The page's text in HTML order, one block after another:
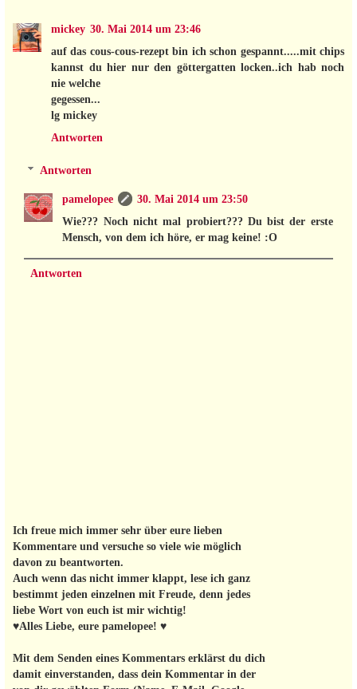
mickey 30. Mai 2014 um 23:46
auf das cous-cous-rezept bin ich schon gespannt.....mit chips
kannst du hier nur den göttergatten locken..ich hab noch
nie welche
gegessen...
lg mickey
Antworten
Antworten
pamelopee
30. Mai 2014 um 23:50
Wie??? Noch nicht mal probiert??? Du bist der erste
Mensch, von dem ich höre, er mag keine! :O
Antworten
Ich freue mich immer sehr über eure lieben
Kommentare und versuche so viele wie möglich
davon zu beantworten.
Auch wenn das nicht immer klappt, lese ich ganz
bestimmt jeden einzelnen mit Freude, denn jedes
liebe Wort von euch ist mir wichtig!
♥Alles Liebe, eure pamelopee! ♥
Mit dem Senden eines Kommentars erklärst du dich
damit einverstanden, dass dein Kommentar in der